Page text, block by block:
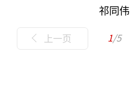
祁同伟
上一页 1/5